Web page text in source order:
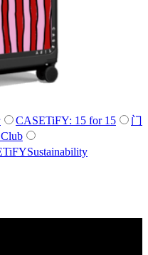
CASETiFY: 15 for 15
门